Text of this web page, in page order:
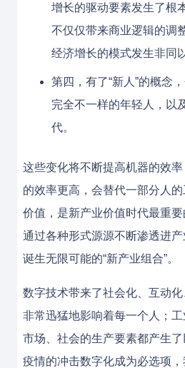
增长的驱动要素发生了根
不仅仅带来商业逻辑的调
经济增长的模式发生非同
第四，有了“新人”的概念
完全不一样的年轻人，以
代。
这些变化将不断提高机器的效
的效率更高，会替代一部分人
价值，是新产业价值时代最重
通过各种形式源源不断渗透进
诞生无限可能的“新产业组合”。
数字技术带来了社会化、互动
非常迅猛地影响着每一个人；工
市场、社会的生产要素都产生
疫情的冲击数字化成为必选项